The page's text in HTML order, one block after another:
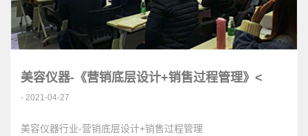
美容仪器-《营销底层设计+销售过程管理》<
- 2021-04-27
美容仪器行业-营销底层设计+销售过程管理